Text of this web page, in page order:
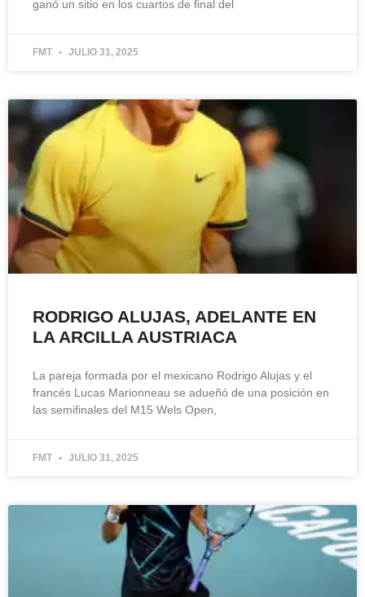
ganó un sitio en los cuartos de final del
FMT JULIO 31, 2025
RODRIGO ALUJAS, ADELANTE EN
LA ARCILLA AUSTRIACA
La pareja formada por el mexicano Rodrigo Alujas y el
francés Lucas Marionneau se adueñó de una posición en
las semifinales del M15 Wels Open,
FMT JULIO 31, 2025